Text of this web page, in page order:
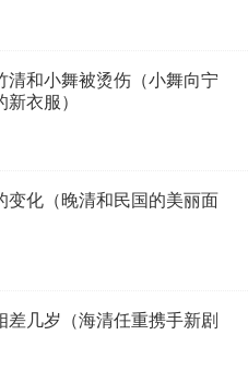
清和小舞被烫伤（小舞向宁
衣服）
变化（晚清和民国的美丽面
差几岁（海清任重携手新剧